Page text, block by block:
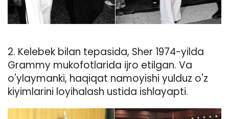
2. Kelebek bilan tepasida, Sher 1974-yilda
Grammy mukofotlarida ijro etilgan. Va
o'ylaymanki, haqiqat namoyishi yulduz o'z
kiyimlarini loyihalash ustida ishlayapti.